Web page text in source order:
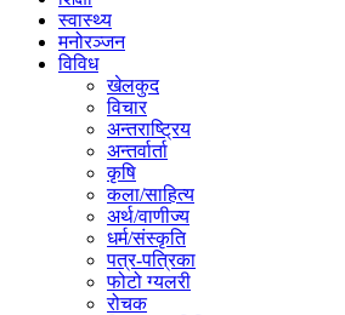
स्वास्थ्य
मनोरञ्जन
विविध
खेलकुद
विचार
अन्तराष्ट्रिय
अन्तर्वार्ता
कृषि
कला/साहित्य
अर्थ/वाणीज्य
धर्म/संस्कृति
पत्र-पत्रिका
फोटो ग्यलरी
रोचक